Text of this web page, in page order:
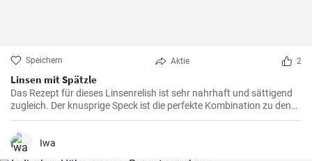
Speichern Aktie 2
Linsen mit Spätzle
Das Rezept für dieses Linsenrelish ist sehr nahrhaft und sättigend
zugleich. Der knusprige Speck ist die perfekte Kombination zu den
Linsen, dem Gemüse und den Spätzle.
Iwa